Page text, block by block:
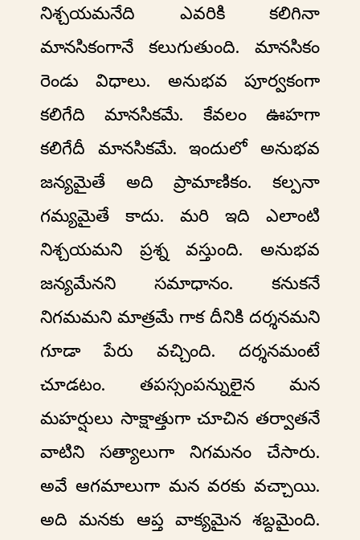
నిశ్చయమనేది ఎవరికి కలిగినా
మానసికంగానే కలుగుతుంది. మానసికం
రెండు విధాలు. అనుభవ పూర్వకంగా
కలిగేది మానసికమే. కేవలం ఊహగా
కలిగేదీ మానసికమే. ఇందులో అనుభవ
జన్యమైతే అది ప్రామాణికం. కల్పనా
గమ్యమైతే కాదు. మరి ఇది ఎలాంటి
నిశ్చయమని ప్రశ్న వస్తుంది. అనుభవ
జన్యమేనని సమాధానం. కనుకనే
నిగమమని మాత్రమే గాక దీనికి దర్శనమని
గూడా పేరు వచ్చింది. దర్శనమంటే
చూడటం. తపస్సంపన్నులైన మన
మహర్షులు సాక్షాత్తుగా చూచిన తర్వాతనే
వాటిని సత్యాలుగా నిగమనం చేసారు.
అవే ఆగమాలుగా మన వరకు వచ్చాయి.
అది మనకు ఆప్త వాక్యమైన శబ్దమైంది.